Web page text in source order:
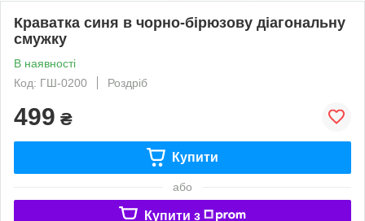
Краватка синя в чорно-бірюзову діагональну
смужку
В наявності
Код: ГШ-0200
Роздріб
499 ₴
Купити
або
Купити з